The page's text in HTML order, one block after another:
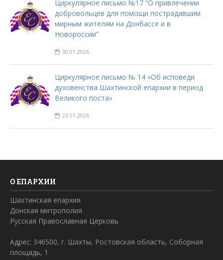
Циркулярное письмо №17 “О привлечении
добровольцев для помощи пострадавшим
мирным жителям на Донбассе и в
Новороссии”
30.01.2026
Циркулярное письмо № 14 «Об исповеди
духовенства Шахтинской епархии в период
Великого поста»
23.01.2026
О ЕПАРХИИ
Шахтинская епархия
Донская митрополия
Русская Православная Церковь
Адрес: 346500, г. Шахты, Ростовская область, Соборная
площадь, 1